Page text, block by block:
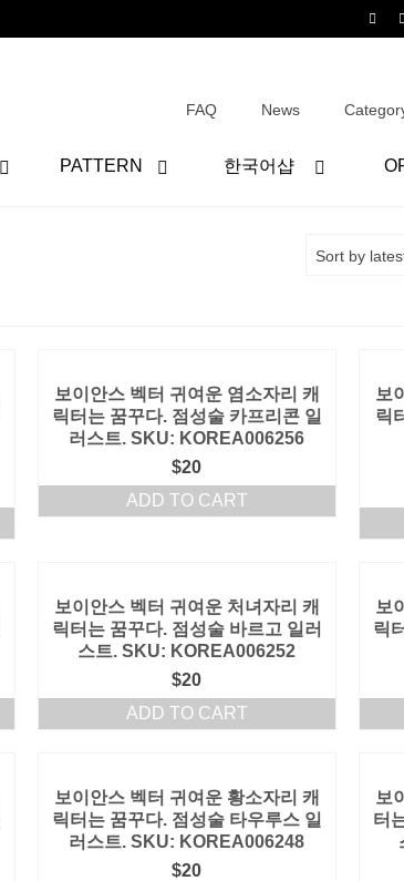
FAQ News
PATTERN 한국어샵
Sort by
보이안스 벡터 귀여운 염소자리 캐
릭터는 꿈꾸다. 점성술 카프리콘 일
러스트. SKU: KOREA006256
$20
ADD TO CART
보
릭
보이안스 벡터 귀여운 처녀자리 캐
릭터는 꿈꾸다. 점성술 바르고 일러
스트. SKU: KOREA006252
$20
ADD TO CART
보
릭
보이안스 벡터 귀여운 황소자리 캐
릭터는 꿈꾸다. 점성술 타우루스 일
러스트. SKU: KOREA006248
$20
보
터